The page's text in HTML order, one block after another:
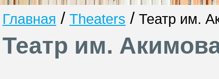
Главная / Theaters / Театр им.
Театр им.